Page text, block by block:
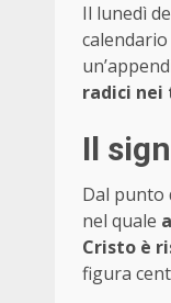
Il lunedì
radici nei
Il
Dal punto
nel quale
Cristo è
figura